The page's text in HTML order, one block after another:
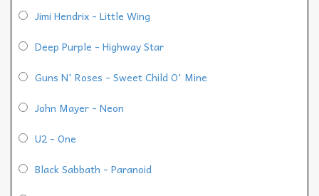
Jimi Hendrix - Little Wing
Deep Purple - Highway Star
Guns N' Roses - Sweet Child O' Mine
John Mayer - Neon
U2 - One
Black Sabbath - Paranoid